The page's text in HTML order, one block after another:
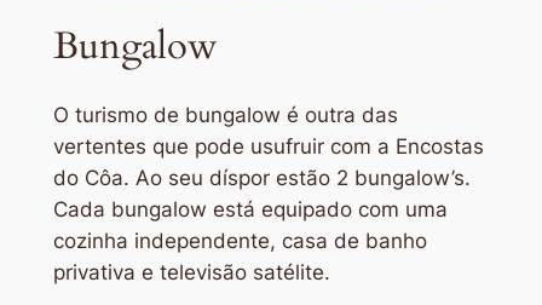
Bungalow
O turismo de bungalow é outra das
vertentes que pode usufruir com a Encostas
do Côa. Ao seu díspor estão 2 bungalow’s.
Cada bungalow está equipado com uma
cozinha independente, casa de banho
privativa e televisão satélite.